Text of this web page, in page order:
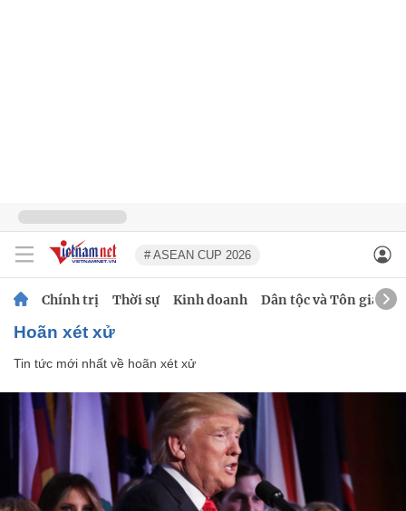
# ASEAN CUP 2026
Chính trị Thời sự Kinh doanh Dân tộc và Tôn giáo
hoãn xét xử
Tin tức mới nhất về hoãn xét xử